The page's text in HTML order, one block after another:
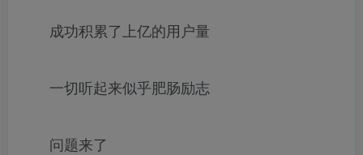
成功积累了上亿的用户量
一切听起来似乎肥肠励志
问题来了